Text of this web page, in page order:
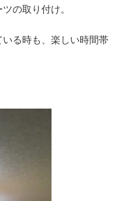
の取り付け。
る時も、楽しい時間帯